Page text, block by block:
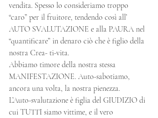
vendita. Spesso lo consideriamo troppo
“caro” per il fruitore, tendendo così all’
AUTO SVALUTAZIONE e alla PAURA nel
“quantificare” in denaro ciò che è figlio della
nostra Crea- ti-vita.
Abbiamo timore della nostra stessa
MANIFESTAZIONE. Auto-sabotiamo,
ancora una volta, la nostra pienezza.
L’Auto-svalutazione è figlia del GIUDIZIO di
cui TUTTI siamo vittime, e il vero